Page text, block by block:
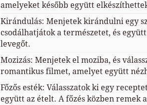
amelyeket később együtt
Kirándulás: Menjetek kirándulni egy
csodálhatjátok a természetet, és
levegőt.
Mozizás: Menjetek el moziba, és
romantikus filmet, amelyet együtt
Főzős esték: Válasszatok ki egy
együtt az ételt. A főzés közben remek